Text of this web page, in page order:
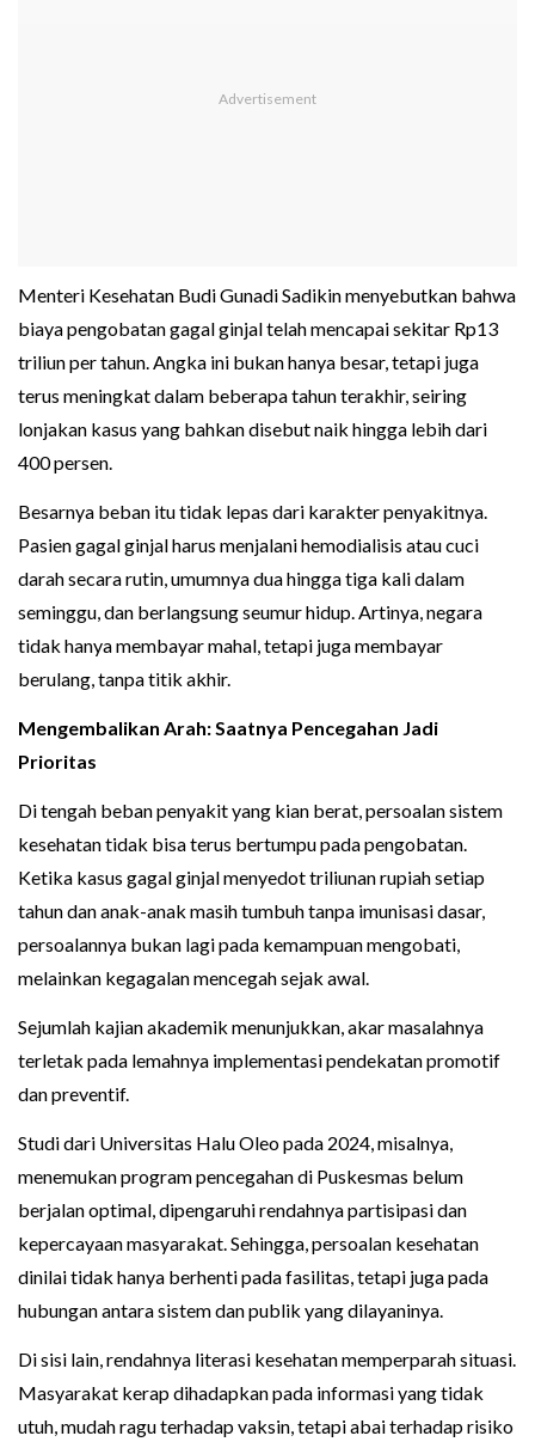
Menteri Kesehatan Budi Gunadi Sadikin menyebutkan bahwa
biaya pengobatan gagal ginjal telah mencapai sekitar Rp13
triliun per tahun. Angka ini bukan hanya besar, tetapi juga
terus meningkat dalam beberapa tahun terakhir, seiring
lonjakan kasus yang bahkan disebut naik hingga lebih dari
400 persen.
Besarnya beban itu tidak lepas dari karakter penyakitnya.
Pasien gagal ginjal harus menjalani hemodialisis atau cuci
darah secara rutin, umumnya dua hingga tiga kali dalam
seminggu, dan berlangsung seumur hidup. Artinya, negara
tidak hanya membayar mahal, tetapi juga membayar
berulang, tanpa titik akhir.
Mengembalikan Arah: Saatnya Pencegahan Jadi
Prioritas
Di tengah beban penyakit yang kian berat, persoalan sistem
kesehatan tidak bisa terus bertumpu pada pengobatan.
Ketika kasus gagal ginjal menyedot triliunan rupiah setiap
tahun dan anak-anak masih tumbuh tanpa imunisasi dasar,
persoalannya bukan lagi pada kemampuan mengobati,
melainkan kegagalan mencegah sejak awal.
Sejumlah kajian akademik menunjukkan, akar masalahnya
terletak pada lemahnya implementasi pendekatan promotif
dan preventif.
Studi dari Universitas Halu Oleo pada 2024, misalnya,
menemukan program pencegahan di Puskesmas belum
berjalan optimal, dipengaruhi rendahnya partisipasi dan
kepercayaan masyarakat. Sehingga, persoalan kesehatan
dinilai tidak hanya berhenti pada fasilitas, tetapi juga pada
hubungan antara sistem dan publik yang dilayaninya.
Di sisi lain, rendahnya literasi kesehatan memperparah situasi.
Masyarakat kerap dihadapkan pada informasi yang tidak
utuh, mudah ragu terhadap vaksin, tetapi abai terhadap risiko